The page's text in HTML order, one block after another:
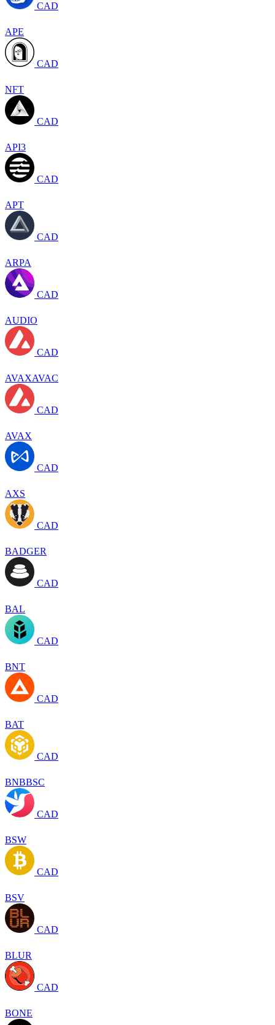
CAD
APE
CAD
NFT
CAD
API3
CAD
APT
CAD
ARPA
CAD
AUDIO
CAD
AVAXAVAC
CAD
AVAX
CAD
AXS
CAD
BADGER
CAD
BAL
CAD
BNT
CAD
BAT
CAD
BNBBSC
CAD
BSW
CAD
BSV
CAD
BLUR
CAD
BONE